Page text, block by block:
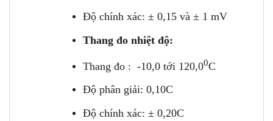
Độ chính xác: ± 0,15 và ± 1 mV
Thang đo nhiệt độ:
Thang đo : -10,0 tới 120,00C
Độ phân giải: 0,10C
Độ chính xác: ± 0,20C